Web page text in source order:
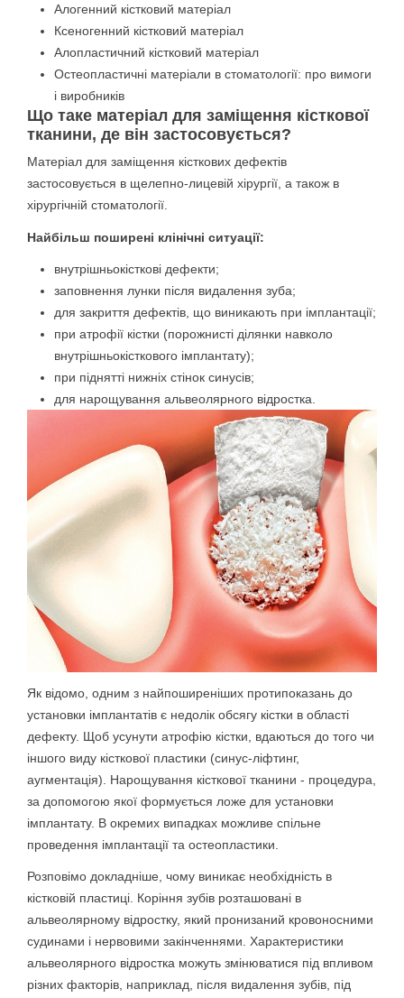
Алогенний кістковий матеріал
Ксеногенний кістковий матеріал
Алопластичний кістковий матеріал
Остеопластичні матеріали в стоматології: про вимоги
і виробників
Що таке матеріал для заміщення кісткової
тканини, де він застосовується?
Матеріал для заміщення кісткових дефектів
застосовується в щелепно-лицевій хірургії, а також в
хірургічній стоматології.
Найбільш поширені клінічні ситуації:
внутрішньокісткові дефекти;
заповнення лунки після видалення зуба;
для закриття дефектів, що виникають при імплантації;
при атрофії кістки (порожнисті ділянки навколо
внутрішньокісткового імплантату);
при піднятті нижніх стінок синусів;
для нарощування альвеолярного відростка.
Як відомо, одним з найпоширеніших протипоказань до
установки імплантатів є недолік обсягу кістки в області
дефекту. Щоб усунути атрофію кістки, вдаються до того чи
іншого виду кісткової пластики (синус-ліфтинг,
аугментація). Нарощування кісткової тканини - процедура,
за допомогою якої формується ложе для установки
імплантату. В окремих випадках можливе спільне
проведення імплантації та остеопластики.
Розповімо докладніше, чому виникає необхідність в
кістковій пластиці. Коріння зубів розташовані в
альвеолярному відростку, який пронизаний кровоносними
судинами і нервовими закінченнями. Характеристики
альвеолярного відростка можуть змінюватися під впливом
різних факторів, наприклад, після видалення зубів, під